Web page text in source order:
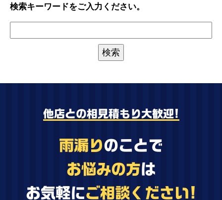
検索キーワードをご入力ください。
他店との相見積もり大歓迎!
雨漏りのことで
お悩みの方は
お気軽にご相談ください!